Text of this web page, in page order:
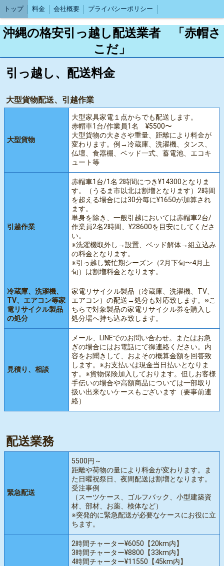
トップ 料金 会社概要 プライバシーポリシー
沖縄の格安引っ越し配送業者 「赤帽さ
こだ」
引っ越し、配送料金
大型貨物配送、引越作業
大型貨物
大型家具家電１点からでも配送します。
赤帽車1台/作業員1名 ¥5500〜
大型貨物の大きさや重量、距離により料金が
変わります。例→冷蔵庫、洗濯機、タンス、
仏壇、食器棚、ベッド一式、蓄電池、エコキ
ュート等
引越作業
赤帽車1台/1名 2時間につき¥14300となりま
す。（うるま市以北は割増となります）2時間
を超える場合には30分毎に¥1650が加算され
ます。
単身を除き、一般引越においては赤帽車2台/
作業員2名2時間、¥28600を目安にしてくださ
い。
※洗濯機取外し→設置、ベッド解体→組立込み
の料金となります。
※引っ越し繁忙期シーズン（2月下旬〜4月上
旬）は割増料金となります。
冷蔵庫、洗濯機、
TV、エアコン等家
電リサイクル製品
の処分
家電リサイクル製品（冷蔵庫、洗濯機、TV、
エアコン）の配送→処分も対応致します。※こ
ちらで対象製品の家電リサイクル券を購入し
処分場へ持ち込み致します。
見積り、相談
メール、LINEでのお問い合わせ。またはお急
ぎの場合にはお電話にて御連絡ください。内
容をお聞きして、およその概算金額を回答致
します。※お支払いは現金当日払いとなりま
す。※貨物保険加入しております。但しお客様
手伝いの場合や高額商品については一部取り
扱い出来ないケースもございます（要事前連
絡）
配送業務
緊急配送
5500円～
距離や荷物の量により料金が変わります。ま
た日曜祝祭日、夜間配送は割増となります。
受注事例
（スーツケース、ゴルフバック、小型建築資
材、部材、お薬、検体など）
※突発的に緊急配送が必要なケースにお役に立
ちます。
2時間チャーター¥6050【20km内】
3時間チャーター¥8800【33km内】
4時間チャーター¥11550【45km内】